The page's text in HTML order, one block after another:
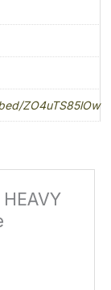
ZO4uTS85lOw
HEAVY